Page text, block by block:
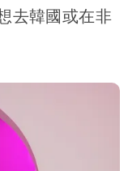
去韓國或在非